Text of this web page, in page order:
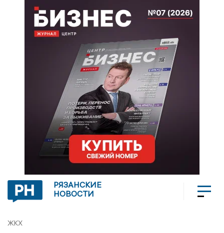
РЯЗАНСКИЕ
НОВОСТИ
ЖКХ